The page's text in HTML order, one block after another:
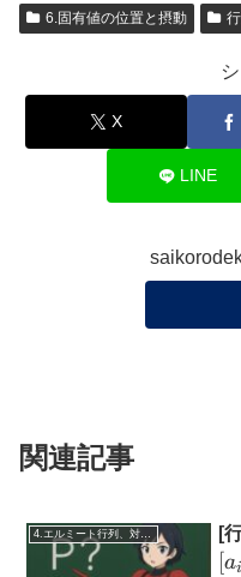
6.固有値の位置と摂動
X
LINE
関連記事
4.エルミート行列、対称行列、合同行列 [
[ai